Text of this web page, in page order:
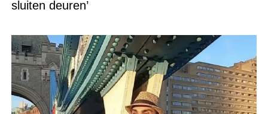
sluiten deuren’